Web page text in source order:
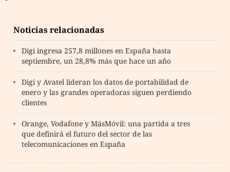
Noticias relacionadas
Digi ingresa 257,8 millones en España hasta
septiembre, un 28,8% más que hace un año
Digi y Avatel lideran los datos de portabilidad de
enero y las grandes operadoras siguen perdiendo
clientes
Orange, Vodafone y MásMóvil: una partida a tres
que definirá el futuro del sector de las
telecomunicaciones en España